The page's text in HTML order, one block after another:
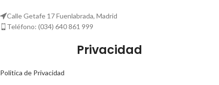
Calle Getafe 17 Fuenlabrada, Madrid
Teléfono: (034) 640 861 999
Privacidad
Politica de Privacidad